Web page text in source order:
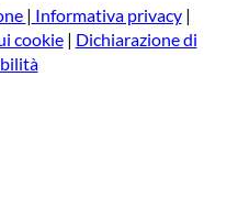
| Informativa privacy|
cookie| Dichiarazione di